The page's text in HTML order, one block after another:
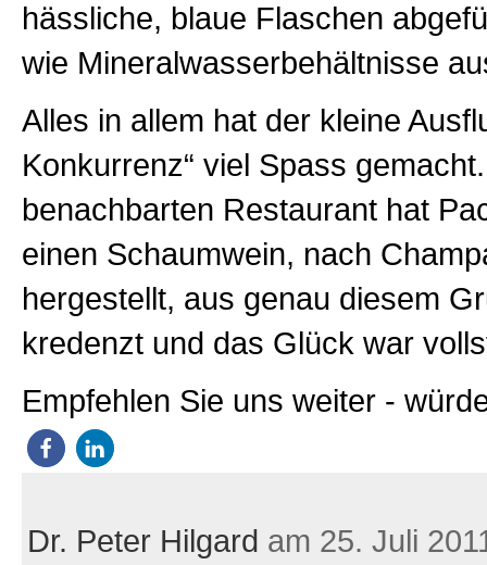
hässliche, blaue Flaschen
wie Mineralwasserbehältnisse
Alles in allem hat der kleine
Konkurrenz“ viel Spass
benachbarten Restaurant hat
einen Schaumwein, nach
hergestellt, aus genau diesem
kredenzt und das Glück war
Empfehlen Sie uns weiter -
Dr. Peter Hilgard am 25. Juli